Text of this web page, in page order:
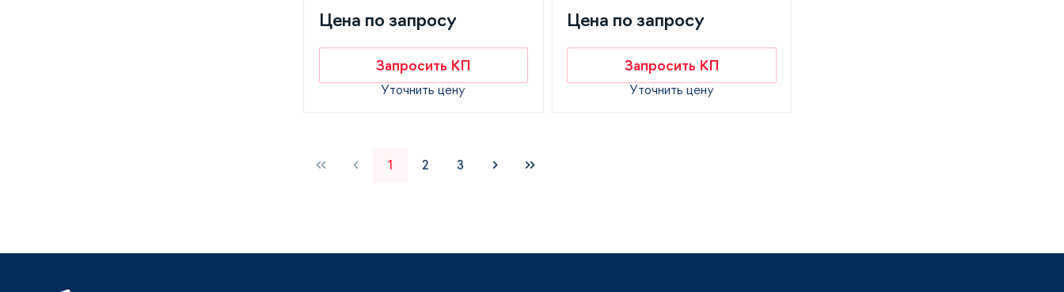
Цена по запросу
Запросить КП
Уточнить цену
Цена по запросу
Запросить КП
Уточнить цену
1 2 3